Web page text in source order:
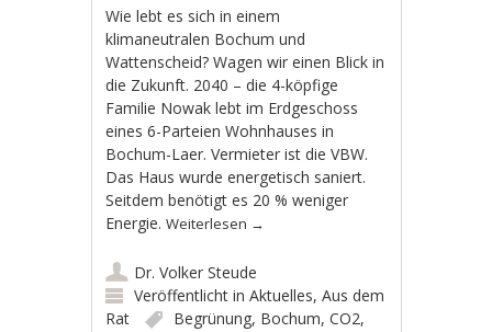
Wie lebt es sich in einem
klimaneutralen Bochum und
Wattenscheid? Wagen wir einen Blick in
die Zukunft. 2040 – die 4-köpfige
Familie Nowak lebt im Erdgeschoss
eines 6-Parteien Wohnhauses in
Bochum-Laer. Vermieter ist die VBW.
Das Haus wurde energetisch saniert.
Seitdem benötigt es 20 % weniger
Energie.Weiterlesen →
Dr. Volker Steude
Veröffentlicht inAktuelles,Aus dem
Rat
Begrünung, Bochum,CO2,